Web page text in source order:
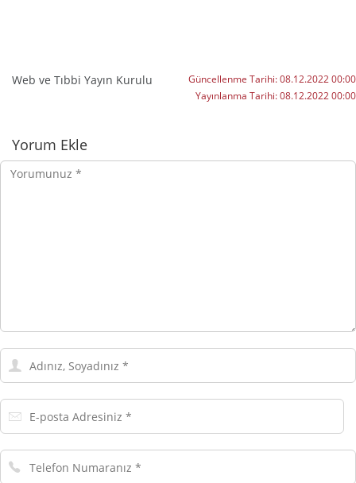
Web ve Tıbbi Yayın Kurulu Güncellenme Tarihi:08.12.2022 00:00
Yayınlanma Tarihi:08.12.2022 00:00
Yorumlar
Yorum Ekle
Yorumunuz
Adınız,
Soyadınız
E-
posta
Telefon
Numaranız